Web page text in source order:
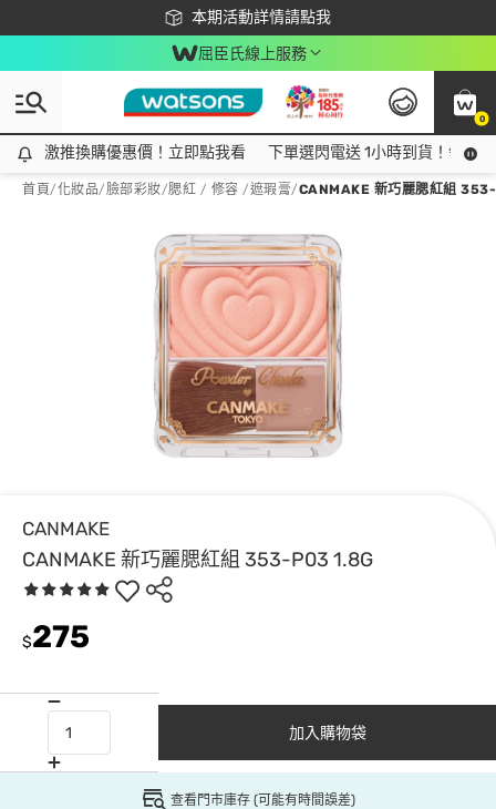
本期活動詳情請點我
下載app最高回饋$350
屈臣氏線上服務
0
激推換購優惠價！立即點我看
激推換購優惠價！立即點我看 下單選閃電送 1小時到貨！領神
首頁/化妝品/臉部彩妝/腮紅 / 修容 /遮瑕膏/CANMAKE 新巧麗腮紅組
CANMAKE
CANMAKE 新巧麗腮紅組 353-P03 1.8G
$275
加入購物袋
查看門市庫存 (可能有時間誤差)